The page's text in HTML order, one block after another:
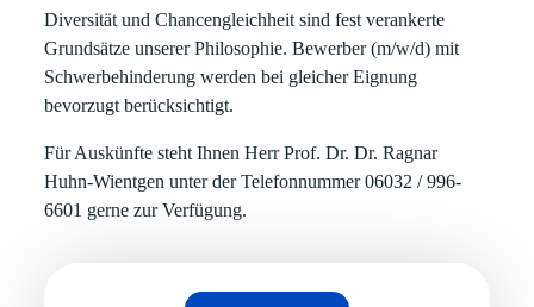
Diversität und Chancengleichheit sind fest verankerte
Grundsätze unserer Philosophie. Bewerber (m/w/d) mit
Schwerbehinderung werden bei gleicher Eignung
bevorzugt berücksichtigt.
Für Auskünfte steht Ihnen Herr Prof. Dr. Dr. Ragnar
Huhn-Wientgen unter der Telefonnummer 06032 / 996-
6601 gerne zur Verfügung.